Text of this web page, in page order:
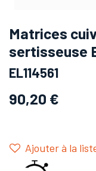
Matrices
sertisseuse
EL114561
90,20 €
Ajouter à la